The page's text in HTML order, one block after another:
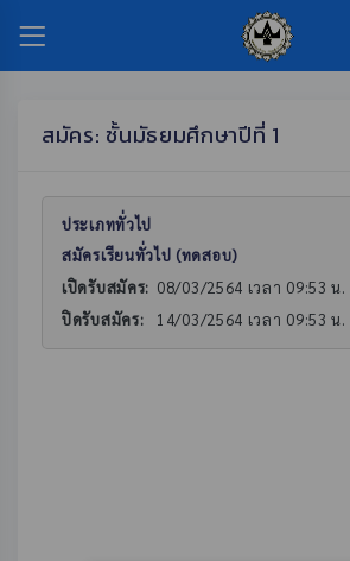
สมัคร: ชั้นมัธยมศึกษาปีที่ 1
ประเภททั่วไป
สมัครเรียนทั่วไป (ทดสอบ)
เปิดรับสมัคร: 08/03/2564 เวลา 09:53 น.
ปิดรับสมัคร:
14/03/2564 เวลา 09:53 น.